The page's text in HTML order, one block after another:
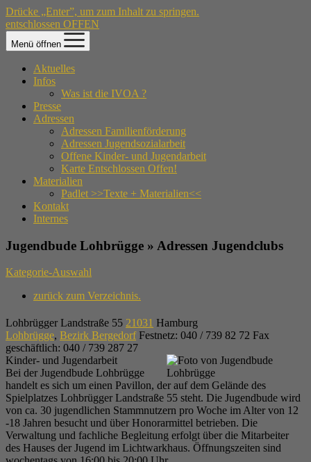
Drücke „Enter”, um zum Inhalt zu springen.
entschlossen OFFEN
Menü öffnen
Aktuelles
Infos
Was ist die IVOA ?
Presse
Adressen
Adressen Familienförderung
Adressen Jugendsozialarbeit
Offene Kinder- und Jugendarbeit
Karte Entschlossen Offen!
Materialien
Padlet >>Texte + Materialien<<
Kontakt
Internes
Jugendbude Lohbrügge » Adressen Jugendclubs
Kategorie-Auswahl
zurück zum Verzeichnis.
Lohbrügger Landstraße 55 21031 Hamburg
Lohbrügge, Bezirk Bergedorf Festnetz: 040 / 739 82 72 Fax
geschäftlich: 040 / 739 287 27
Kinder- und Jugendarbeit
Bei der Jugendbude Lohbrügge
handelt es sich um einen Pavillon, der auf dem Gelände des
Spielplatzes Lohbrügger Landstraße 55 steht. Die Jugendbude wird
von ca. 30 jugendlichen Stammnutzern pro Woche im Alter von 12
-18 Jahren besucht und über Honorarmittel betrieben. Die
Verwaltung und fachliche Begleitung erfolgt über die Mitarbeiter
des Hauses der Jugend im Lichtwarkhaus. Öffnungszeiten sind